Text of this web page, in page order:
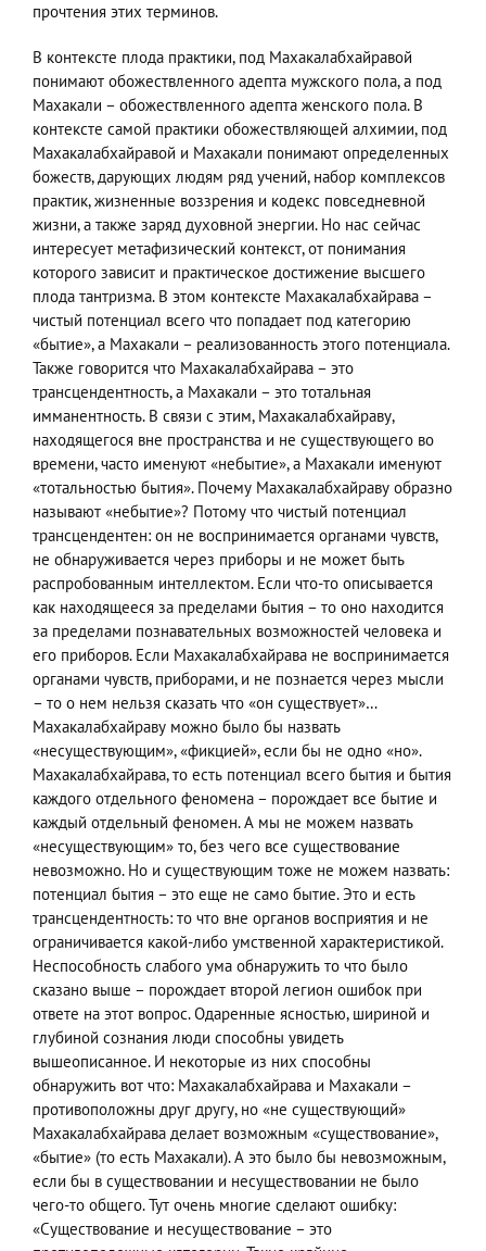
прочтения этих терминов.
В контексте плода практики, под Махакалабхайравой
понимают обожествленного адепта мужского пола, а под
Махакали – обожествленного адепта женского пола. В
контексте самой практики обожествляющей алхимии, под
Махакалабхайравой и Махакали понимают определенных
божеств, дарующих людям ряд учений, набор комплексов
практик, жизненные воззрения и кодекс повседневной
жизни, а также заряд духовной энергии. Но нас сейчас
интересует метафизический контекст, от понимания
которого зависит и практическое достижение высшего
плода тантризма. В этом контексте Махакалабхайрава –
чистый потенциал всего что попадает под категорию
«бытие», а Махакали – реализованность этого потенциала.
Также говорится что Махакалабхайрава – это
трансцендентность, а Махакали – это тотальная
имманентность. В связи с этим, Махакалабхайраву,
находящегося вне пространства и не существующего во
времени, часто именуют «небытие», а Махакали именуют
«тотальностью бытия». Почему Махакалабхайраву образно
называют «небытие»? Потому что чистый потенциал
трансцендентен: он не воспринимается органами чувств,
не обнаруживается через приборы и не может быть
распробованным интеллектом. Если что-то описывается
как находящееся за пределами бытия – то оно находится
за пределами познавательных возможностей человека и
его приборов. Если Махакалабхайрава не воспринимается
органами чувств, приборами, и не познается через мысли
– то о нем нельзя сказать что «он существует»…
Махакалабхайраву можно было бы назвать
«несуществующим», «фикцией», если бы не одно «но».
Махакалабхайрава, то есть потенциал всего бытия и бытия
каждого отдельного феномена – порождает все бытие и
каждый отдельный феномен. А мы не можем назвать
«несуществующим» то, без чего все существование
невозможно. Но и существующим тоже не можем назвать:
потенциал бытия – это еще не само бытие. Это и есть
трансцендентность: то что вне органов восприятия и не
ограничивается какой-либо умственной характеристикой.
Неспособность слабого ума обнаружить то что было
сказано выше – порождает второй легион ошибок при
ответе на этот вопрос. Одаренные ясностью, шириной и
глубиной сознания люди способны увидеть
вышеописанное. И некоторые из них способны
обнаружить вот что: Махакалабхайрава и Махакали –
противоположны друг другу, но «не существующий»
Махакалабхайрава делает возможным «существование»,
«бытие» (то есть Махакали). А это было бы невозможным,
если бы в существовании и несуществовании не было
чего-то общего. Тут очень многие сделают ошибку:
«Существование и несуществование – это